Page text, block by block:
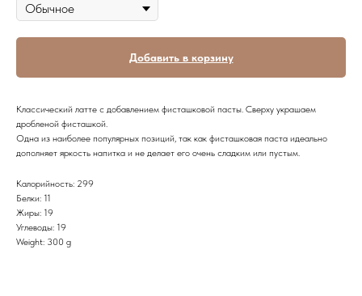
Добавить в корзину
Классический латте с добавлением фисташковой пасты. Сверху украшаем
дробленой фисташкой.
Одна из наиболее популярных позиций, так как фисташковая паста идеально
дополняет яркость напитка и не делает его очень сладким или пустым.
Калорийность: 299
Белки: 11
Жиры: 19
Углеводы: 19
Weight: 300 g